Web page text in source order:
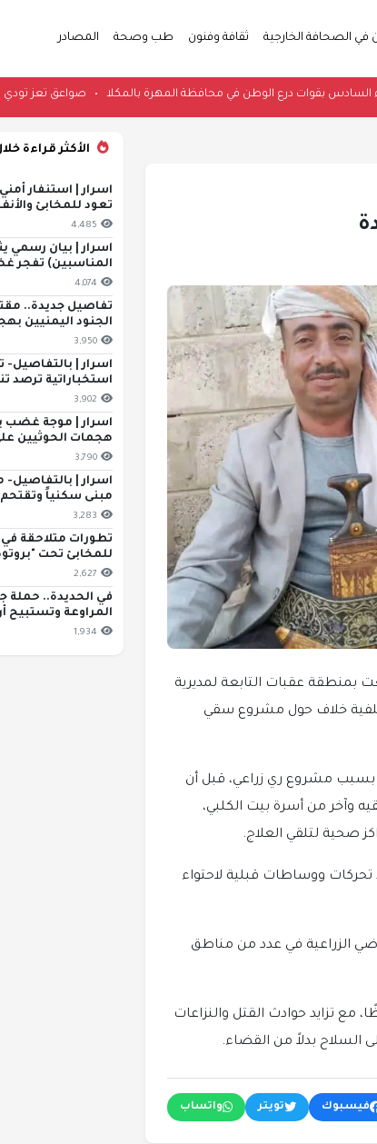
في الصحافة الخارجية ثقافة وفنون طب وصحة المصادر
اللواء السادس بقوات درع الوطن في محافظة المهرة بالمكلا•صواعق
بمنطقة عقبات التابعة لمديرية
خلاف حول مشروع سقي
بسبب مشروع ري زراعي، قبل أن
من أسرة بيت الكلبي،
صحية لتلقي العلاج.
تحركات ووساطات قبلية لاحتواء
الزراعية في عدد من مناطق
تزايد حوادث القتل والنزاعات
بدلاً من القضاء.
فيسبوك تويتر واتساب
الأكثر قراءة خلال 24
اسرار | استنفار
تعود للمخابئ
4,485
اسرار | بيان رسمي
المناسبين) تفجر
4,074
تفاصيل جديدة..
الجنود اليمنيين
3,950
اسرار | بالتفاصيل-
استخباراتية ترصد
3,902
اسرار | موجة غضب
هجمات الحوثيين
3,790
اسرار |
مبنى سكنياً وتقتحم 22 ش...
3,283
تطورات متلاحقة
للمخابئ تحت
2,627
في الحديدة.. حملة
المراوعة وتستبيح
1,934